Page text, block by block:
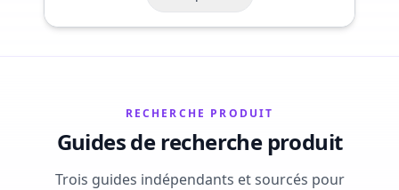
pants 4 Pockets
RECHERCHE PRODUIT
Guides de recherche produit
Trois guides indépendants et sourcés pour